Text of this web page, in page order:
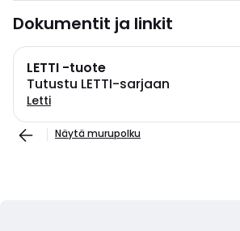
Dokumentit ja linkit
LETTI -tuote
Tutustu LETTI-sarjaan
Letti
Näytä murupolku